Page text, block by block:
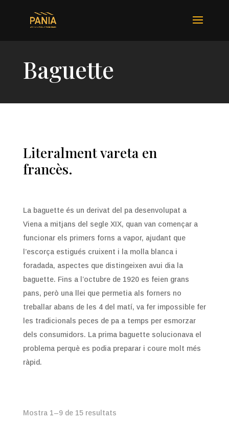
Baguette
Literalment vareta en
francès.
La baguette és un derivat del pa desenvolupat a
Viena a mitjans del segle XIX, quan van començar a
funcionar els primers forns a vapor, ajudant que
l’escorça estigués cruixent i la molla blanca i
foradada, aspectes que distingeixen avui dia la
baguette. Fins a l’octubre de 1920 es feien grans
pans, però una llei que permetia als forners no
treballar abans de les 4 del matí, va fer impossible fer
les tradicionals peces de pa a temps per esmorzar
dels consumidors. La prima baguette solucionava el
problema perquè es podia preparar i coure molt més
ràpid.
Mostra 1–9 de 15 resultats